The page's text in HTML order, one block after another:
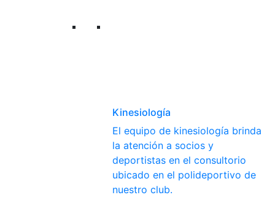
Kinesiología
El equipo de kinesiología brinda
la atención a socios y
deportistas en el consultorio
ubicado en el polideportivo de
nuestro club.